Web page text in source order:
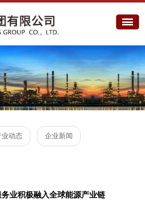
业动态 企业新闻
业积极融入全球能源产业链